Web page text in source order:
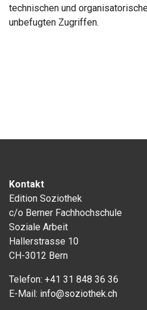
technischen und
unbefugten Zugriffen.
Kontakt
Edition Soziothek
c/o Berner Fachhochschule
Soziale Arbeit
Hallerstrasse 10
CH-3012 Bern
Telefon: +41 31 848 36 36
E-Mail: info@soziothek.ch